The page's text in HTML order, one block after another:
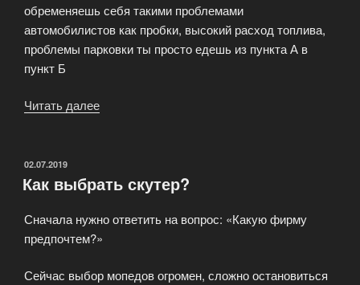
обременяешь себя такими проблемами
автомобилистов как пробки, высокий расход топлива,
проблемы парковки ты просто едешь из пункта А в
пункт Б
Читать далее
продажа
ОПУБЛИКОВАНО
02.07.2019
Как выбрать скутер?
Сначала нужно ответить на вопрос: «Какую фирму
предпочтем?»
Сейчас выбор мопедов огромен, сложно остановиться